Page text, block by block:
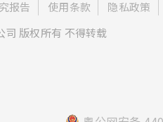
报告 使用条款 隐私政策
版权所有 不得转载